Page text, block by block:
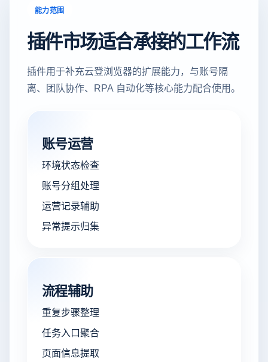
能力范围
插件市场适合承接的工作流
插件用于补充云登浏览器的扩展能力，与账号隔
离、团队协作、RPA 自动化等核心能力配合使用。
账号运营
环境状态检查
账号分组处理
运营记录辅助
异常提示归集
流程辅助
重复步骤整理
任务入口聚合
页面信息提取